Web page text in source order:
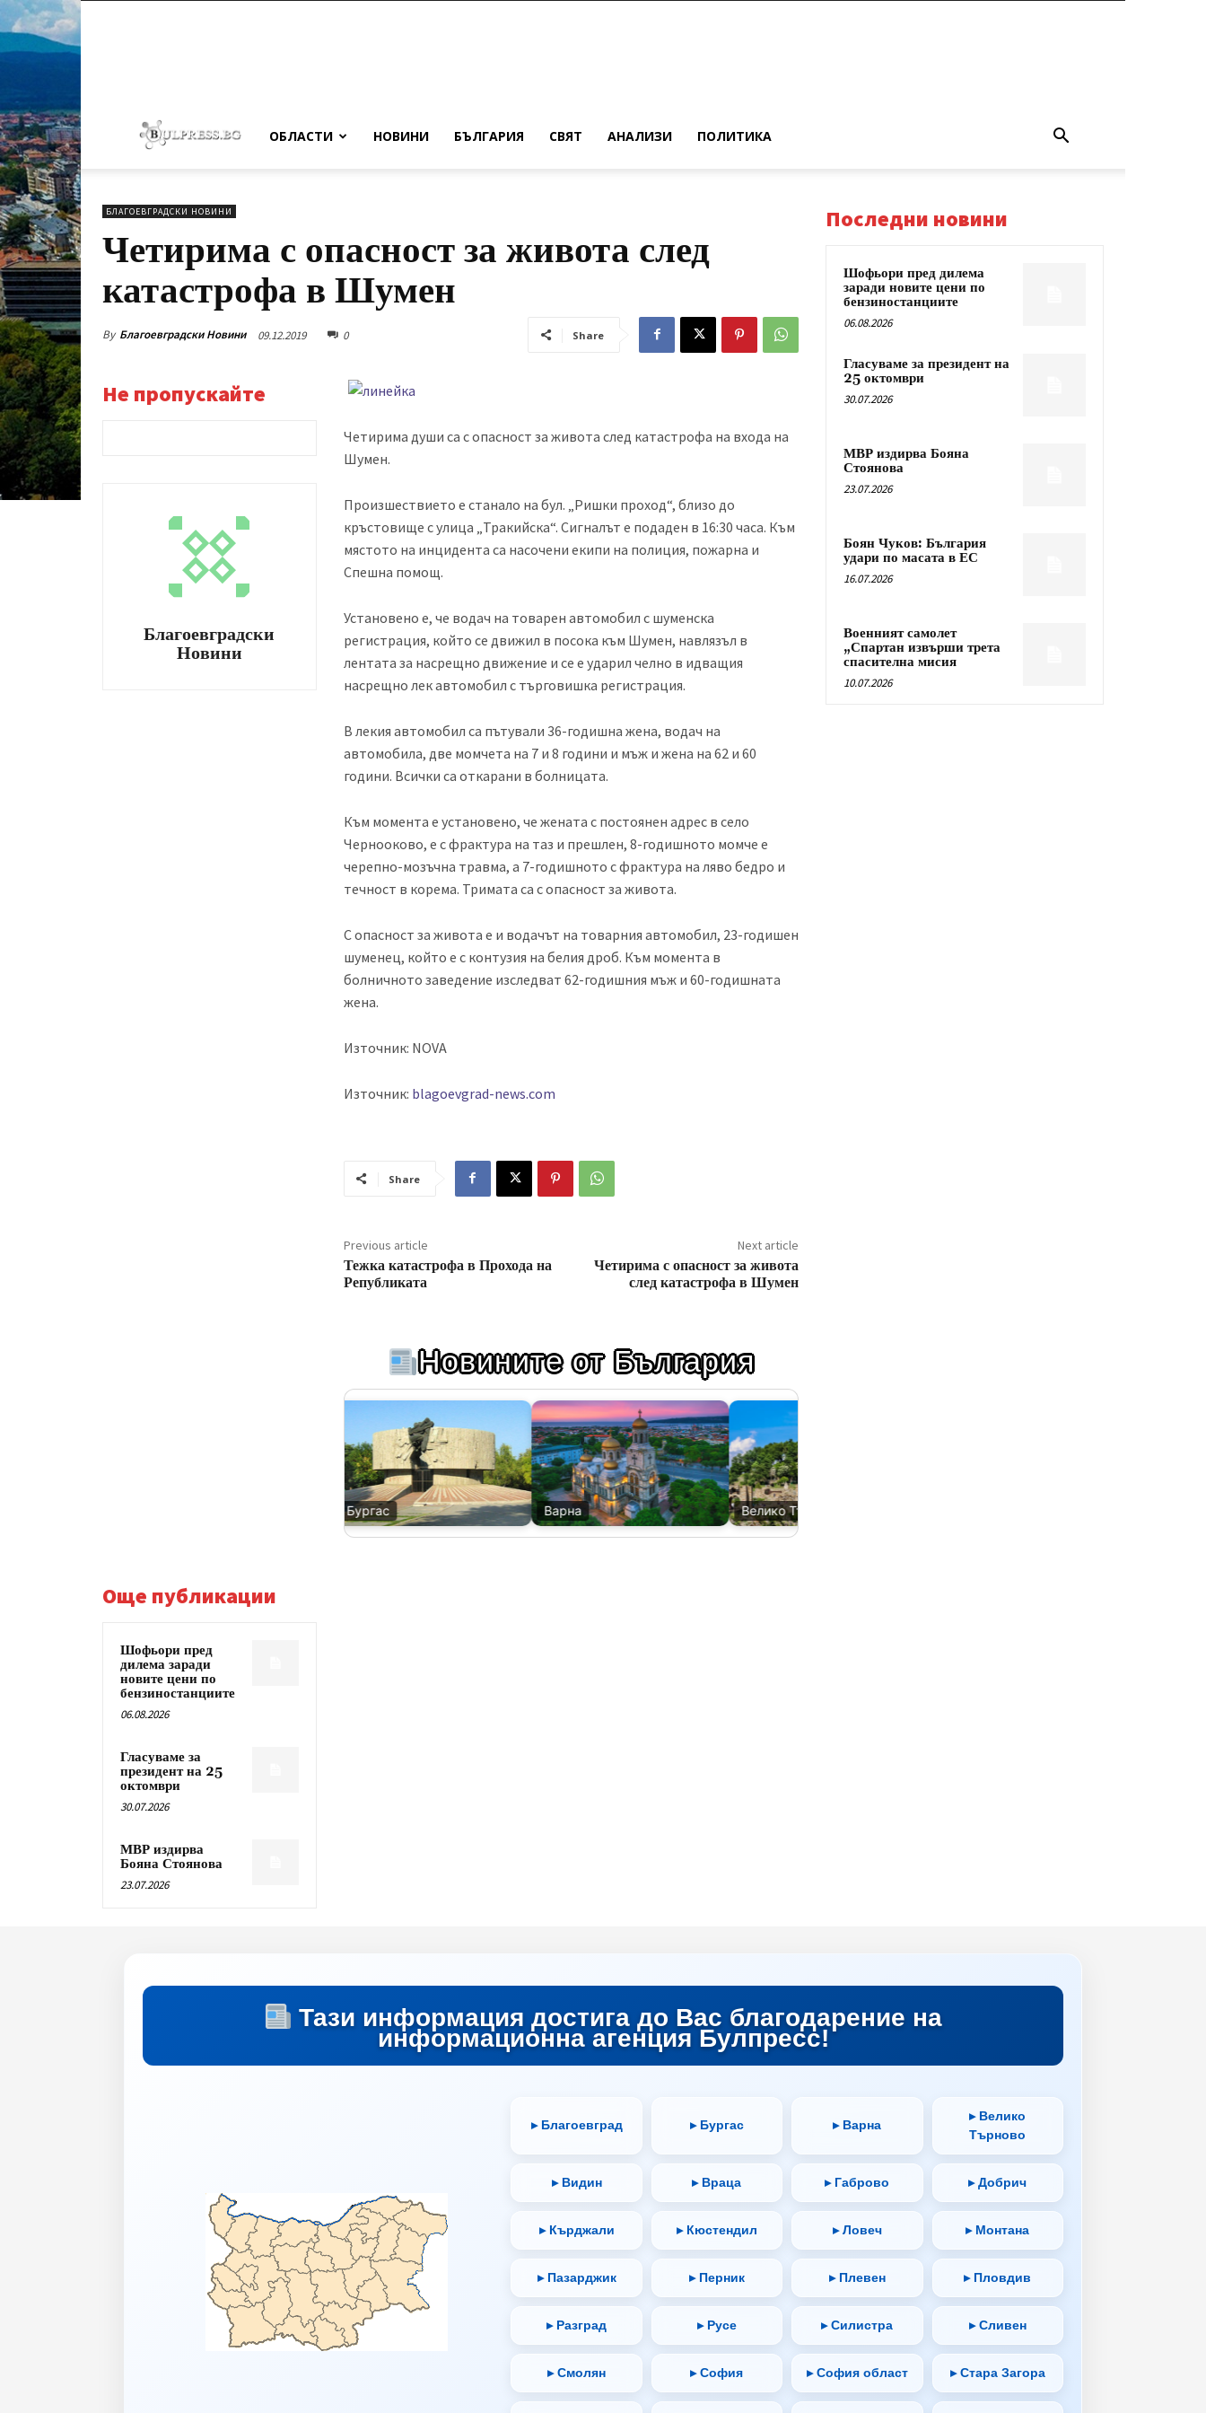
ОБЛАСТИ НОВИНИ БЪЛГАРИЯ СВЯТ АНАЛИЗИ ПОЛИТИКА
БЛАГОЕВГРАДСКИ НОВИНИ
Четирима с опасност за живота след
катастрофа в Шумен
By Благоевградски Новини 09.12.2019 0 Share
Не пропускайте
Благоевградски
Новини
Четирима души са с опасност за живота след катастрофа на входа на
Шумен.
Произшествието е станало на бул. „Ришки проход“, близо до
кръстовище с улица „Тракийска“. Сигналът е подаден в 16:30 часа. Към
мястото на инцидента са насочени екипи на полиция, пожарна и
Спешна помощ.
Установено е, че водач на товарен автомобил с шуменска
регистрация, който се движил в посока към Шумен, навлязъл в
лентата за насрещно движение и се е ударил челно в идващия
насрещно лек автомобил с търговишка регистрация.
В лекия автомобил са пътували 36-годишна жена, водач на
автомобила, две момчета на 7 и 8 години и мъж и жена на 62 и 60
години. Всички са откарани в болницата.
Към момента е установено, че жената с постоянен адрес в село
Чернооково, е с фрактура на таз и прешлен, 8-годишното момче е
черепно-мозъчна травма, а 7-годишното с фрактура на ляво бедро и
течност в корема. Тримата са с опасност за живота.
С опасност за живота е и водачът на товарния автомобил, 23-годишен
шуменец, който е с контузия на белия дроб. Към момента в
болничното заведение изследват 62-годишния мъж и 60-годишната
жена.
Източник: NOVA
Източник: blagoevgrad-news.com
Share
Previous article
Тежка катастрофа в Прохода на
Републиката
Next article
Четирима с опасност за живота
след катастрофа в Шумен
Новините от България
Бургас Варна Велико Търново
Още публикации
Шофьори пред
дилема заради
новите цени по
бензиностанциите
06.08.2026
Гласуваме за
президент на 25
октомври
30.07.2026
МВР издирва
Бояна Стоянова
23.07.2026
Последни новини
Шофьори пред дилема
заради новите цени по
бензиностанциите
06.08.2026
Гласуваме за президент на
25 октомври
30.07.2026
МВР издирва Бояна
Стоянова
23.07.2026
Боян Чуков: България
удари по масата в ЕС
16.07.2026
Военният самолет
„Спартан извърши трета
спасителна мисия
10.07.2026
Тази информация достига до Вас благодарение на
информационна агенция Булпресс!
▸ Благоевград ▸ Бургас ▸ Варна
▸ Велико
Търново
▸ Видин ▸ Враца ▸ Габрово ▸ Добрич
▸ Кърджали ▸ Кюстендил ▸ Ловеч ▸ Монтана
▸ Пазарджик ▸ Перник ▸ Плевен ▸ Пловдив
▸ Разград ▸ Русе ▸ Силистра ▸ Сливен
▸ Смолян ▸ София ▸ София област ▸ Стара Загора